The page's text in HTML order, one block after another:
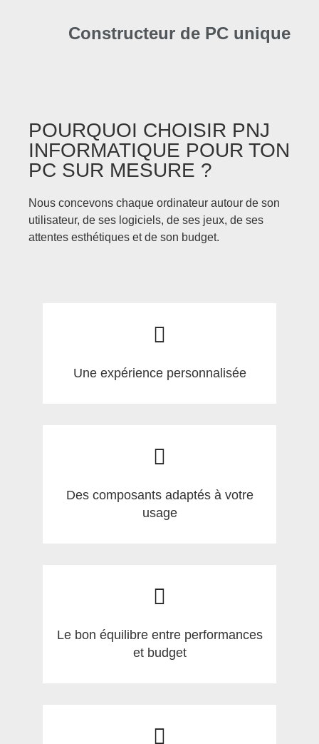
Constructeur de PC unique
POURQUOI CHOISIR PNJ
INFORMATIQUE POUR TON
PC SUR MESURE ?
Nous concevons chaque ordinateur autour de son
utilisateur, de ses logiciels, de ses jeux, de ses
attentes esthétiques et de son budget.
Une expérience personnalisée
Des composants adaptés à votre
usage
Le bon équilibre entre performances
et budget